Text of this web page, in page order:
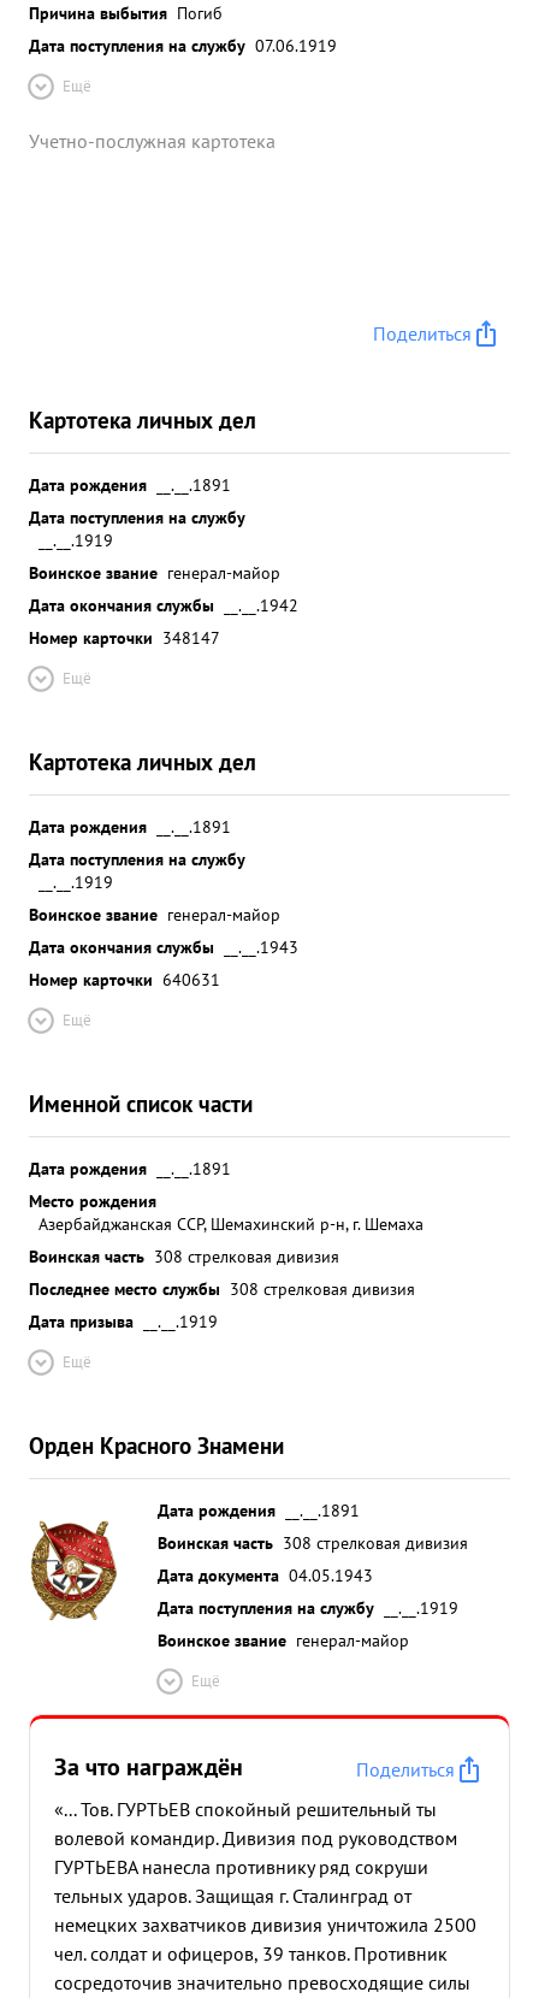
Причина выбытия Погиб
Дата поступления на службу 07.06.1919
Ещё
Учетно-послужная картотека
Поделиться
Картотека личных дел
Дата рождения
__.__.1891
Дата поступления на службу
__.__.1919
Воинское звание генерал-майор
Дата окончания службы
__.__.1942
Номер карточки 348147
Ещё
Картотека личных дел
Дата рождения
__.__.1891
Дата поступления на службу
__.__.1919
Воинское звание генерал-майор
Дата окончания службы
__.__.1943
Номер карточки 640631
Ещё
Именной список части
Дата рождения
__.__.1891
Место рождения
Азербайджанская ССР, Шемахинский р-н, г. Шемаха
Воинская часть 308 стрелковая дивизия
Последнее место службы 308 стрелковая дивизия
Дата призыва
__.__.1919
Ещё
Орден Красного Знамени
Дата рождения
__.__.1891
Воинская часть 308 стрелковая дивизия
Дата документа 04.05.1943
Дата поступления на службу
__.__.1919
Воинское звание генерал-майор
Ещё
За что награждён
Поделиться
«... Тов. ГУРТЬЕВ спокойный решительный ты
волевой командир. Дивизия под руководством
ГУРТЬЕВА нанесла противнику ряд сокруши
тельных ударов. Защищая г. Сталинград от
немецких захватчиков дивизия уничтожила 2500
чел. солдат и офицеров, 39 танков. Противник
сосредоточив значительно превосходящие силы